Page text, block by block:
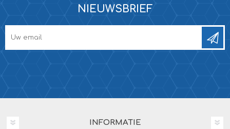
NIEUWSBRIEF
INFORMATIE